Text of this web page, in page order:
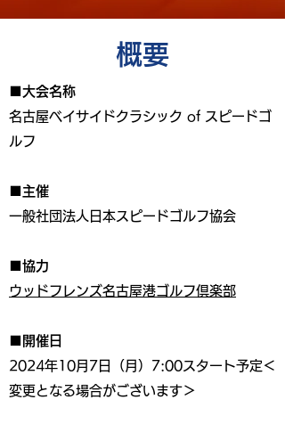
​概要
■大会名称
名古屋ベイサイドクラシック of スピードゴ
ルフ
■主催
一般社団法人日本スピードゴルフ協会
■協力
ウッドフレンズ名古屋港ゴルフ倶楽部
■開催日
2024年10月7日（月）7:00スタート予定＜
変更となる場合がございます＞